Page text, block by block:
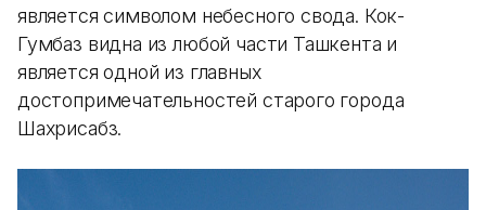
является символом небесного свода. Кок-
Гумбаз видна из любой части Ташкента и
является одной из главных
достопримечательностей старого города
Шахрисабз.